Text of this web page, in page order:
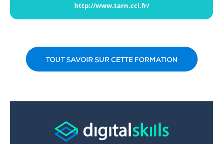
http://www.tarn.cci.fr/
TOUT SAVOIR SUR CETTE FORMATION